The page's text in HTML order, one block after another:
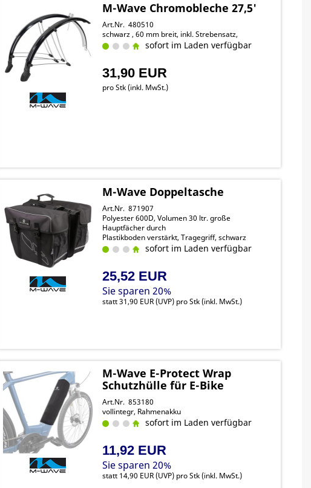
M-Wave Chromobleche 27,5'
Art.Nr. 480510
schwarz , 60 mm breit, inkl. Strebensatz,
sofort im Laden verfügbar
31,90 EUR
pro Stk (inkl. MwSt.)
M-Wave Doppeltasche
Art.Nr. 871907
Polyester 600D, Volumen 30 ltr. große
Hauptfächer durch
Plastikboden verstärkt, Tragegriff, schwarz
sofort im Laden verfügbar
25,52 EUR
Sie sparen 20%
statt31,90 EUR(UVP) pro Stk (inkl. MwSt.)
M-Wave E-Protect Wrap
Schutzhülle für E-Bike
Art.Nr. 853180
vollintegr, Rahmenakku
sofort im Laden verfügbar
11,92 EUR
Sie sparen 20%
statt 14,90 EUR(UVP) pro Stk (inkl. MwSt.)